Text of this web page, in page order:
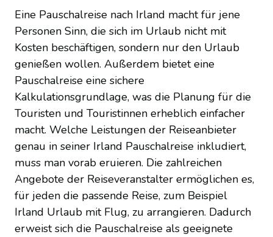
Eine Pauschalreise nach Irland macht für jene
Personen Sinn, die sich im Urlaub nicht mit
Kosten beschäftigen, sondern nur den Urlaub
genießen wollen. Außerdem bietet eine
Pauschalreise eine sichere
Kalkulationsgrundlage, was die Planung für die
Touristen und Touristinnen erheblich einfacher
macht. Welche Leistungen der Reiseanbieter
genau in seiner Irland Pauschalreise inkludiert,
muss man vorab eruieren. Die zahlreichen
Angebote der Reiseveranstalter ermöglichen es,
für jeden die passende Reise, zum Beispiel
Irland Urlaub mit Flug, zu arrangieren. Dadurch
erweist sich die Pauschalreise als geeignete